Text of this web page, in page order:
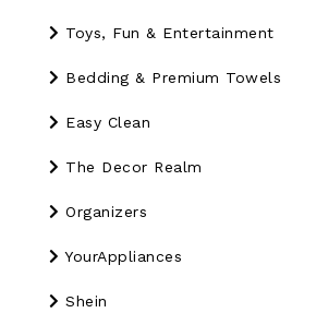
Toys, Fun & Entertainment
Bedding & Premium Towels
Easy Clean
The Decor Realm
Organizers
YourAppliances
Shein